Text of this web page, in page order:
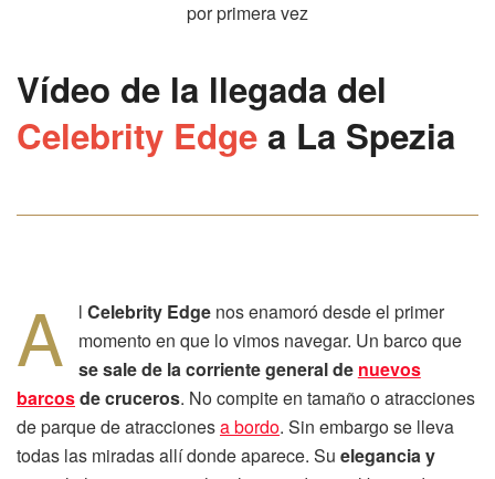
Vídeo de la llegada del
Celebrity Edge a La Spezia
A l Celebrity Edgenos enamoró desde el primer
momento en que lo vimos navegar. Un barco que
se sale de la corriente general de nuevos
barcosde cruceros. No compite en tamaño o atracciones
de parque de atraccionesa bordo. Sin embargo se lleva
todas las miradas allí donde aparece. Su elegancia y